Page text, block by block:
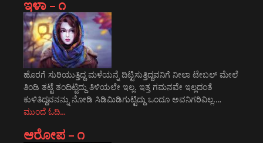
ಇಳಾ – ೧
ಹೊರಗೆ ಸುರಿಯುತ್ತಿದ್ದ ಮಳೆಯನ್ನೆ ದಿಟ್ಟಿಸುತ್ತಿದ್ದವನಿಗೆ ನೀಲಾ ಟೇಬಲ್ ಮೇಲೆ
ತಿಂಡಿ ತಟ್ಟೆ ತಂದಿಟ್ಟಿದ್ದು ತಿಳಿಯಲೇ ಇಲ್ಲ. ಇತ್ತ ಗಮನವೇ ಇಲ್ಲದಂತೆ
ಕುಳಿತಿದ್ದವನನ್ನು ನೋಡಿ ಸಿಡಿಮಿಡಿಗುಟ್ಟಿದ್ದು ಒಂದೂ ಅವನಿಗರಿವಿಲ್ಲ.…
ಮುಂದೆ ಓದಿ…
ಆರೋಪ – ೧